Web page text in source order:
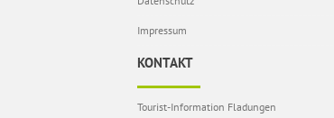
Impressum
KONTAKT
Tourist-Information Fladungen